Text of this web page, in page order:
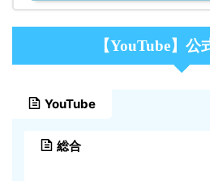
【YouTube】公
YouTube
総合